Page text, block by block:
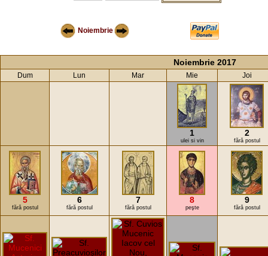
Noiembrie
Noiembrie 2017
Dum Lun Mar Mie Joi
1
ulei si vin
2
fără postul
5
fără postul
6
fără postul
7
fără postul
8
peşte
9
fără postul